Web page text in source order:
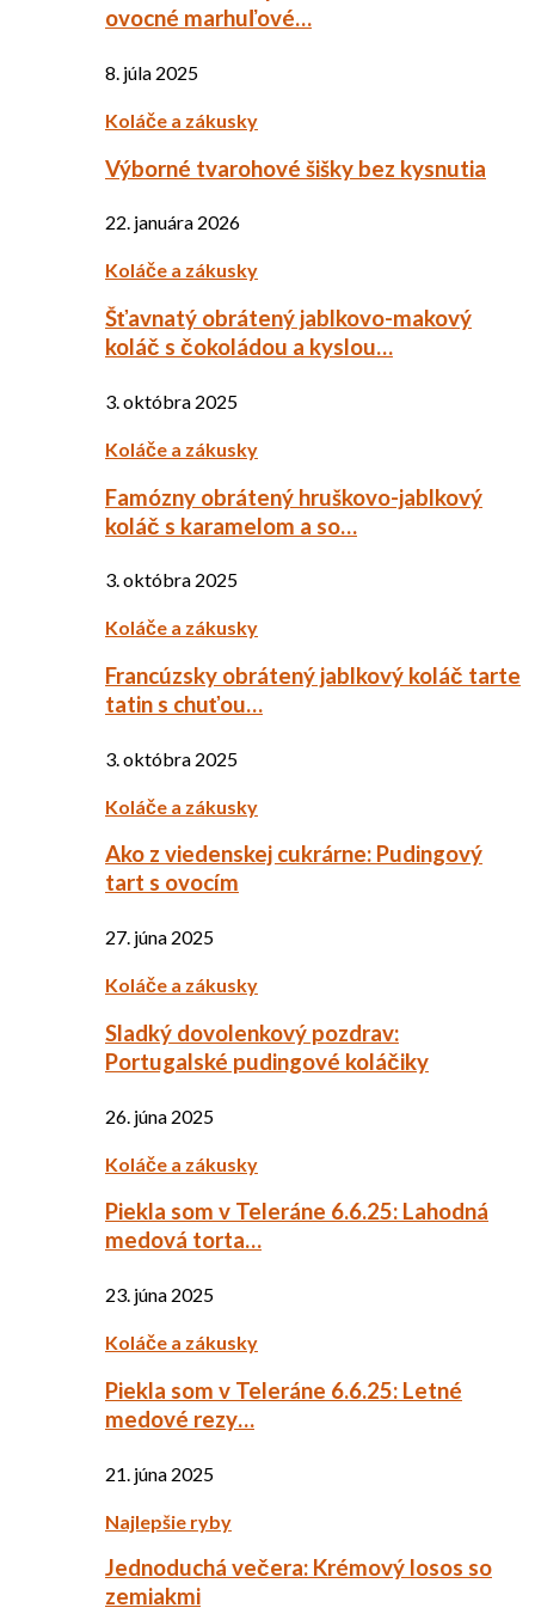
ovocné marhuľové…
8. júla 2025
Koláče a zákusky
Výborné tvarohové šišky bez kysnutia
22. januára 2026
Koláče a zákusky
Šťavnatý obrátený jablkovo-makový
koláč s čokoládou a kyslou…
3. októbra 2025
Koláče a zákusky
Famózny obrátený hruškovo-jablkový
koláč s karamelom a so…
3. októbra 2025
Koláče a zákusky
Francúzsky obrátený jablkový koláč tarte
tatin s chuťou…
3. októbra 2025
Koláče a zákusky
Ako z viedenskej cukrárne: Pudingový
tart s ovocím
27. júna 2025
Koláče a zákusky
Sladký dovolenkový pozdrav:
Portugalské pudingové koláčiky
26. júna 2025
Koláče a zákusky
Piekla som v Teleráne 6.6.25: Lahodná
medová torta…
23. júna 2025
Koláče a zákusky
Piekla som v Teleráne 6.6.25: Letné
medové rezy…
21. júna 2025
Najlepšie ryby
Jednoduchá večera: Krémový losos so
zemiakmi